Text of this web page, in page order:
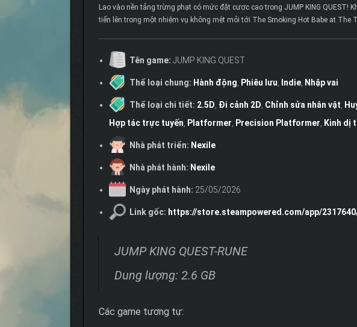
Lao vào nền tảng trừng phạt có mức đặt cược cao trong JUMP KING
tiến lên trong một nhiệm vụ không mệt mỏi tới The Smoking Hot Babe at
Tên game: JUMP KING QUEST
Thể loại chung: Hành động Phiêu lưu Indie, Nhập vai
Thể loại chi tiết: 2.5D Đi cảnh 2D Chỉnh sửa nhân vật
Hợp tác trực tuyến
Platformer Precision Platformer Kinh dị
Nhà phát triển: Nexile
Nhà phát hành: Nexile
Ngày phát hành: 25/05/2026
Link gốc: https://store.steampowered.com/app/2317640/
JUMP KING QUEST-RUNE
Dung lượng: 2.6 GB
Các game tương tự: